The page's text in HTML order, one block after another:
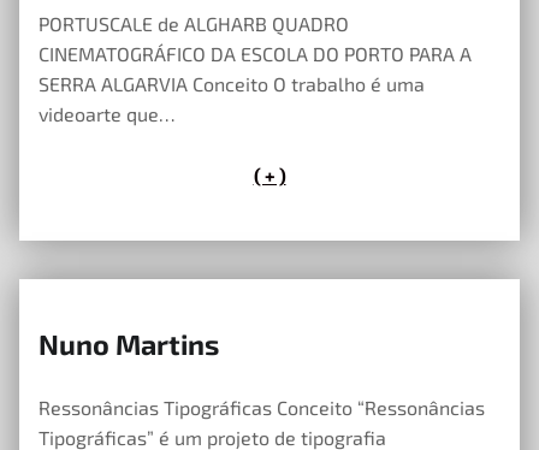
PORTUSCALE de ALGHARB QUADRO
CINEMATOGRÁFICO DA ESCOLA DO PORTO PARA A
SERRA ALGARVIA Conceito O trabalho é uma
videoarte que…
( + )
Nuno Martins
Ressonâncias Tipográficas Conceito “Ressonâncias
Tipográficas” é um projeto de tipografia